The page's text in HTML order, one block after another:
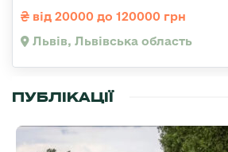
від 20000 до 120000 грн
Львів, Львівська область
ПУБЛІКАЦІЇ